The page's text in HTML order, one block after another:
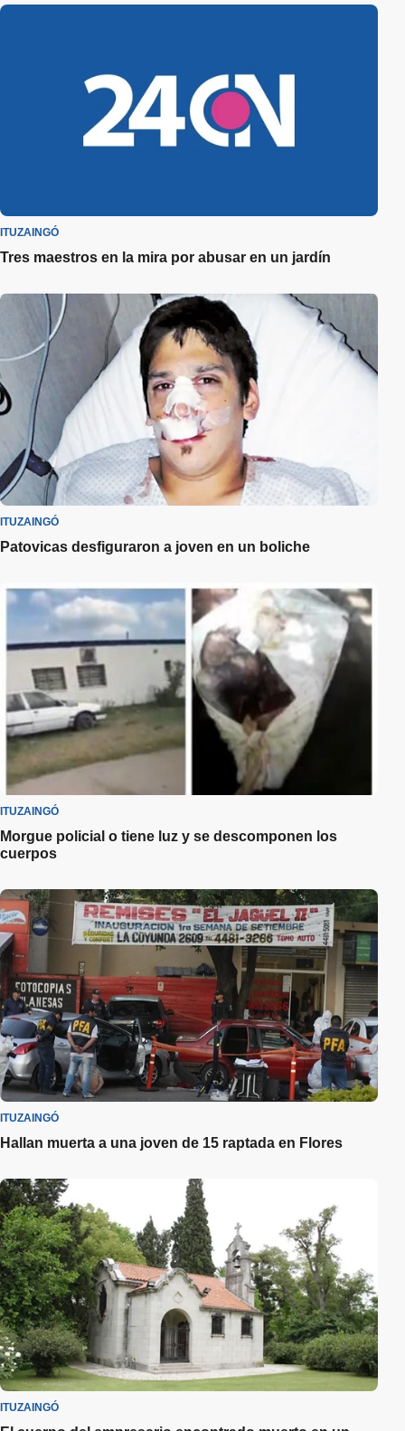
ITUZAINGÓ
Tres maestros en la mira por abusar en un jardín
ITUZAINGÓ
Patovicas desfiguraron a joven en un boliche
ITUZAINGÓ
Morgue policial o tiene luz y se descomponen los
cuerpos
ITUZAINGÓ
Hallan muerta a una joven de 15 raptada en Flores
ITUZAINGÓ